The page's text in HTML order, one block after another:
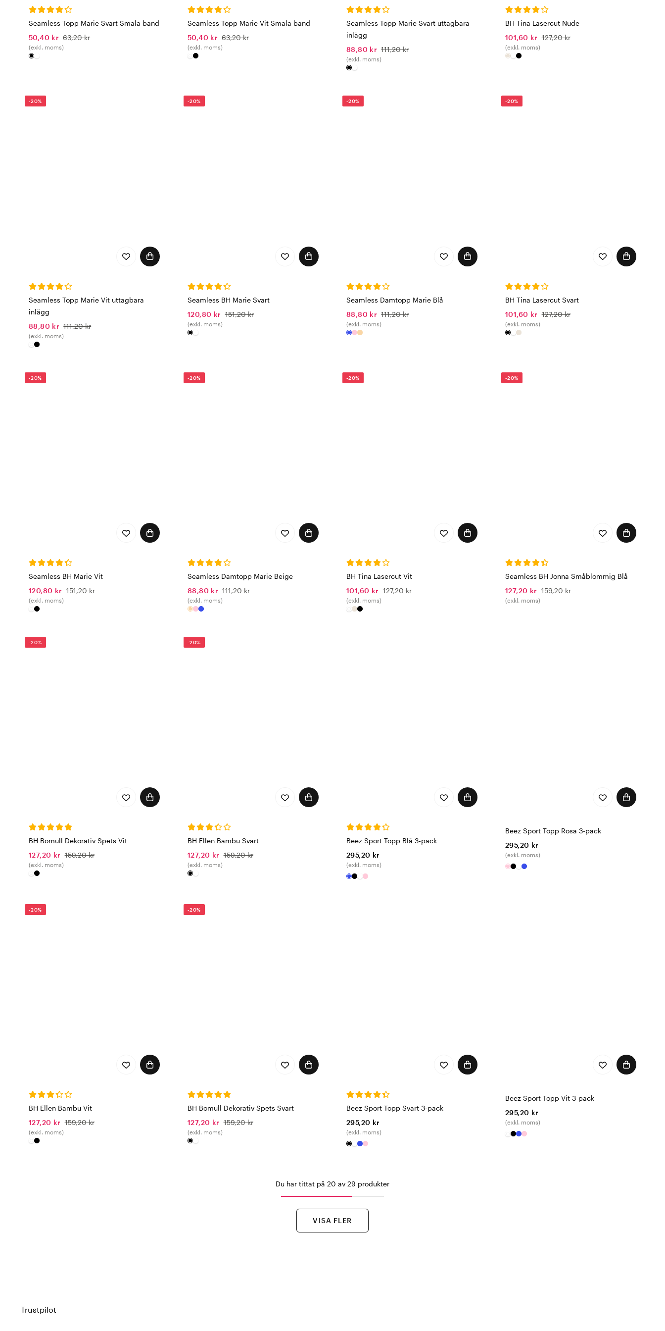
Seamless Topp Marie Svart Smala band
50,40 kr 63,20 kr
(exkl. moms)
Seamless Topp Marie Vit Smala band
50,40 kr 63,20 kr
(exkl. moms)
Seamless Topp Marie Svart uttagbara
inlägg
88,80 kr 111,20 kr
(exkl. moms)
BH Tina Lasercut Nude
101,60 kr 127,20 kr
(exkl. moms)
-20%
Seamless Topp Marie Vit uttagbara
inlägg
88,80 kr 111,20 kr
(exkl. moms)
-20%
Seamless BH Marie Svart
120,80 kr 151,20 kr
(exkl. moms)
-20%
Seamless Damtopp Marie Blå
88,80 kr 111,20 kr
(exkl. moms)
-20%
BH Tina Lasercut Svart
101,60 kr 127,20 kr
(exkl. moms)
-20%
Seamless BH Marie Vit
120,80 kr 151,20 kr
(exkl. moms)
-20%
Seamless Damtopp Marie Beige
88,80 kr 111,20 kr
(exkl. moms)
-20%
BH Tina Lasercut Vit
101,60 kr 127,20 kr
(exkl. moms)
-20%
Seamless BH Jonna Småblommig Blå
127,20 kr 159,20 kr
(exkl. moms)
-20%
BH Bomull Dekorativ Spets Vit
127,20 kr 159,20 kr
(exkl. moms)
-20%
BH Ellen Bambu Svart
127,20 kr 159,20 kr
(exkl. moms)
Beez Sport Topp Blå 3-pack
295,20 kr
(exkl. moms)
Beez Sport Topp Rosa 3-pack
295,20 kr
(exkl. moms)
-20%
BH Ellen Bambu Vit
127,20 kr 159,20 kr
(exkl. moms)
-20%
BH Bomull Dekorativ Spets Svart
127,20 kr 159,20 kr
(exkl. moms)
Beez Sport Topp Svart 3-pack
295,20 kr
(exkl. moms)
Beez Sport Topp Vit 3-pack
295,20 kr
(exkl. moms)
Du har tittat på 20 av 29 produkter
VISA FLER
Trustpilot